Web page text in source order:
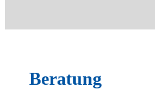
Beratung